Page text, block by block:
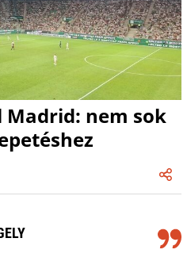
Madrid: nem sok